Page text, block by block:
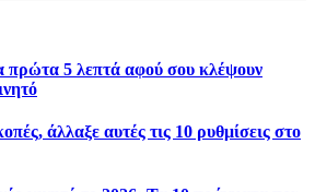
πρώτα 5 λεπτά αφού σου κλέψουν
άλλαξε αυτές τις 10 ρυθμίσεις στο